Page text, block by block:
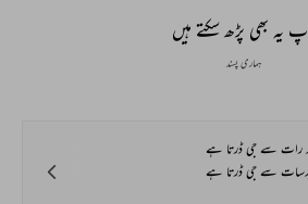
یہ بھی پڑھ سکتے ہیں
ہماری پسند
رات سے جی ڈرتا ہے
سے جی ڈرتا ہے